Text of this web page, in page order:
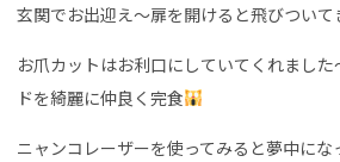
玄関でお出迎え〜扉を開けると飛びついて
お爪カットはお利口にしていてくれまし
ドを綺麗に仲良く完食
ニャンコレーザーを使ってみると夢中に